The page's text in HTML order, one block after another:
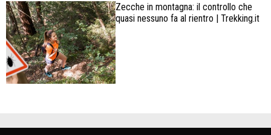
Zecche in montagna: il controllo che
quasi nessuno fa al rientro | Trekking.it